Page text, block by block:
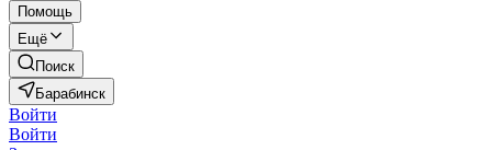
Помощь
Ещё
Поиск
Барабинск
Войти
Войти